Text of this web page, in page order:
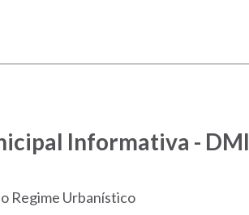
Informativa - DMI
Regime Urbanístico